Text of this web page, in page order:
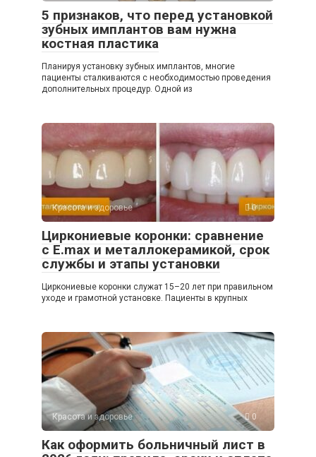
5 признаков, что перед установкой
зубных имплантов вам нужна
костная пластика
Планируя установку зубных имплантов, многие
пациенты сталкиваются с необходимостью проведения
дополнительных процедур. Одной из
Красота и здоровье 0
Циркониевые коронки: сравнение
с E.max и металлокерамикой, срок
службы и этапы установки
Циркониевые коронки служат 15–20 лет при правильном
уходе и грамотной установке. Пациенты в крупных
Красота и здоровье 0
Как оформить больничный лист в